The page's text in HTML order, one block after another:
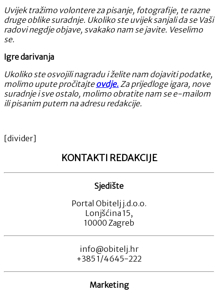
Uvijek tražimo volontere za pisanje, fotografije, te razne
druge oblike suradnje. Ukoliko ste uvijek sanjali da se Vaši
radovi negdje objave, svakako nam se javite. Veselimo
se.
Igre darivanja
Ukoliko ste osvojili nagradu i želite nam dojaviti podatke,
molimo upute pročitajteovdje. Za prijedloge igara, nove
suradnje i sve ostalo, molimo obratite nam se e-mailom
ili pisanim putem na adresu redakcije.
[divider]
KONTAKTI REDAKCIJE
Sjedište
Portal Obitelj j.d.o.o.
Lonjšćina 15,
10000 Zagreb
info@obitelj.hr
+385 1/4645-222
Marketing